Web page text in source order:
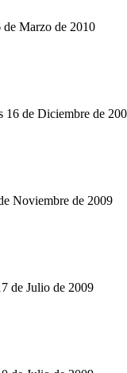
de Marzo de 2010
16 de Diciembre de
Noviembre de 2009
de Julio de 2009